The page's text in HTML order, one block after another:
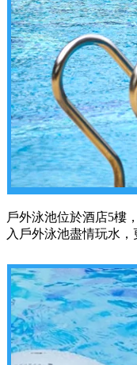
戶外泳池位於酒店5樓
入戶外泳池盡情玩水